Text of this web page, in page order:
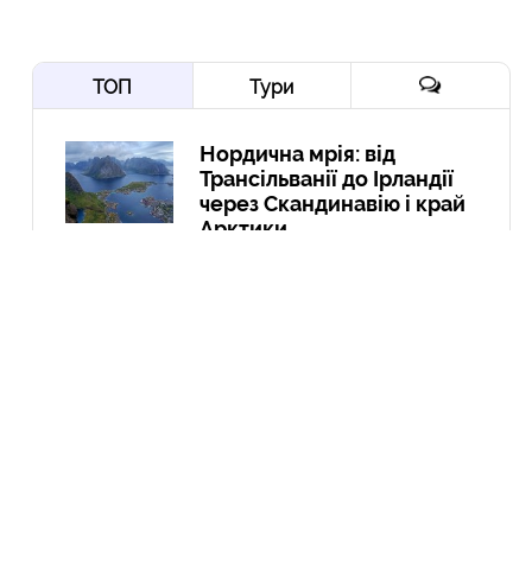
ТОП Тури
Нордична мрія: від
Трансільванії до Ірландії
через Скандинавію і край
Арктики